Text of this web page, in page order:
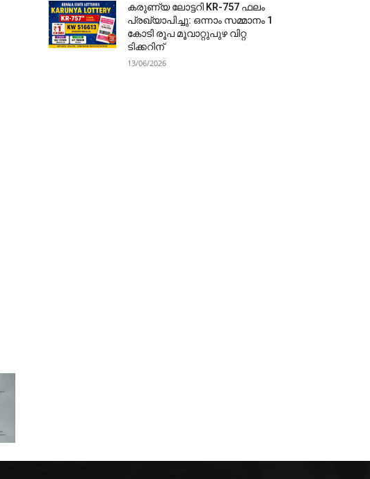
കരുണ്യ ലോട്ടറി KR-757 ഫലം
പ്രഖ്യാപിച്ചു: ഒന്നാം സമ്മാനം 1
കോടി രൂപ മൂവാറ്റുപുഴ വിറ്റ
ടിക്കറിന്
13/06/2026